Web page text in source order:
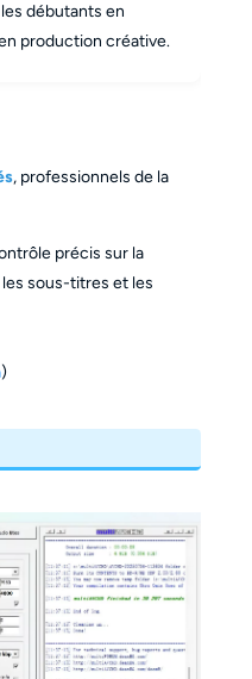
débutants en
production créative.
, professionnels de la
précis sur la
sous-titres et les
)